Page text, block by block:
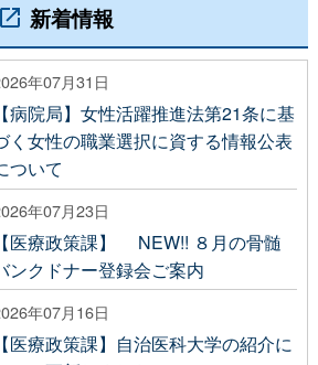
新着情報
年07月31日
【病院局】女性活躍推進法第21条に基
く女性の職業選択に資する情報公表
ついて
年07月23日
【医療政策課】 NEW!! ８月の骨髄
ンクドナー登録会ご案内
年07月16日
【医療政策課】自治医科大学の紹介に